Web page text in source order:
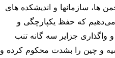
ها، سازمانها و اندیشکده های
که حفظ یکپارچگی و
واگذاری جزایر سه گانه تنب
و چین را بشدت محکوم کرده و